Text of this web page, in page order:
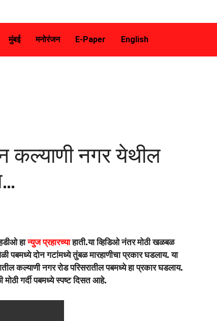
मुंबई मनोरंजन E-Paper English
कल्याणी नगर येथील
हान्युज प्रहारच्याहाती.या व्हिडिओ नंतर मोठी खळबळ
पबमध्ये दोन गटांमध्ये तुंबळ मारहाणीचा प्रकार घडलाय. या
कल्याणी नगर रोड परिसरातील पबमध्ये हा प्रकार घडलाय.
मोठी गर्दी पबमध्ये स्पष्ट दिसत आहे.